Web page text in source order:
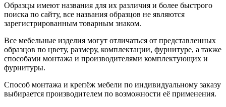
Образцы имеют названия для их различия и более быстрого
поиска по сайту, все названия образцов не являются
зарегистрированным товарным знаком.
Все мебельные изделия могут отличаться от представленных
образцов по цвету, размеру, комплектации, фурнитуре, а также
способами монтажа и производителями комплектующих и
фурнитуры.
Способ монтажа и крепёж мебели по индивидуальному заказу
выбирается производителем по возможности её применения.